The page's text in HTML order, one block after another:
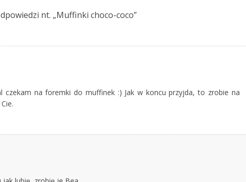
nt. „Muffinki choco-coco”
czekam na foremki do muffinek :) Jak w koncu przyjda, to zrobie na